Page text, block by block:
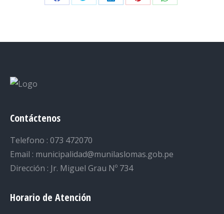
Share Share Share Share Share
Contáctenos
Telefono : 073 472070
Email : municipalidad@munilaslomas.gob.pe
Dirección : Jr. Miguel Grau Nº 734
Horario de Atención